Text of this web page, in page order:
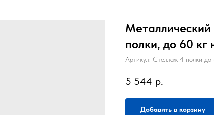
полки, до 60 кг
Артикул: Стеллаж 4 полки
5 544 р.
Добавить в корзину